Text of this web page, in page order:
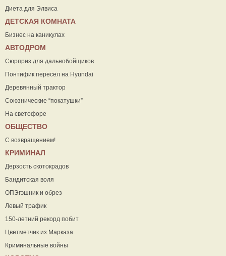
Диета для Элвиса
ДЕТСКАЯ КОМНАТА
Бизнес на каникулах
АВТОДРОМ
Сюрприз для дальнобойщиков
Понтифик пересел на Hyundai
Деревянный трактор
Союзнические “покатушки”
На светофоре
ОБЩЕСТВО
С возвращением!
КРИМИНАЛ
Дерзость скотокрадов
Бандитская воля
ОПЭгэшник и обрез
Левый трафик
150-летний рекорд побит
Цветметчик из Марказа
Криминальные войны